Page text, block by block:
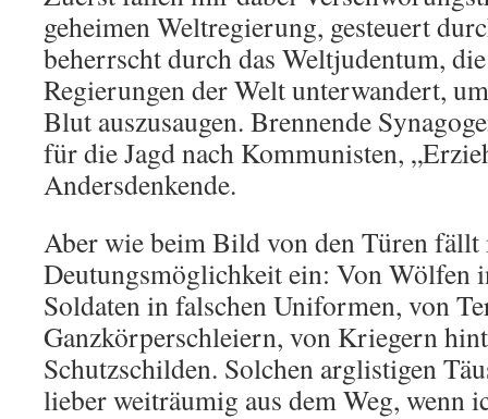
geheimen Weltregierung, gesteuert
beherrscht durch das Weltjudentum,
Regierungen der Welt unterwandert,
Blut auszusaugen. Brennende
für die Jagd nach Kommunisten,
Andersdenkende.
Aber wie beim Bild von den Türen fällt
Deutungsmöglichkeit ein: Von Wölfen
Soldaten in falschen Uniformen, von
Ganzkörperschleiern, von Kriegern
Schutzschilden. Solchen arglistigen
lieber weiträumig aus dem Weg, wenn